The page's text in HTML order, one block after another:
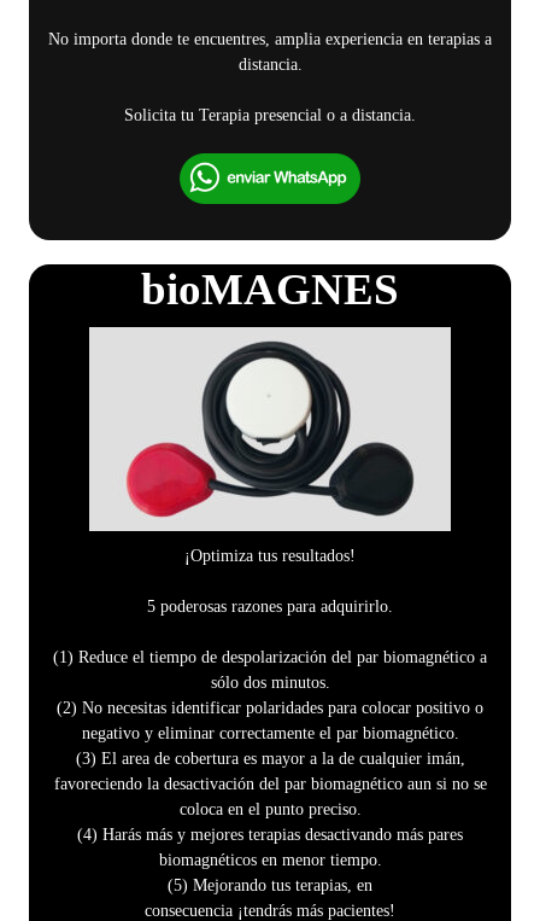
No importa donde te encuentres, amplia experiencia en terapias a
distancia.
Solicita tu Terapia presencial o a distancia.
bioMAGNES
¡Optimiza tus resultados!
5 poderosas razones para adquirirlo.
(1) Reduce el tiempo de despolarización del par biomagnético a
sólo dos minutos.
(2) No necesitas identificar polaridades para colocar positivo o
negativo y eliminar correctamente el par biomagnético.
(3) El area de cobertura es mayor a la de cualquier imán,
favoreciendo la desactivación del par biomagnético aun si no se
coloca en el punto preciso.
(4) Harás más y mejores terapias desactivando más pares
biomagnéticos en menor tiempo.
(5) Mejorando tus terapias, en
consecuencia ¡tendrás más pacientes!